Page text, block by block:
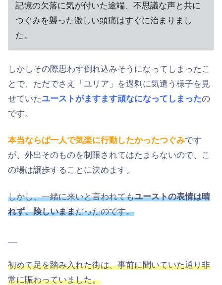
記憶の欠落に気が付いた途端、不思議な声と共に
つぐみを襲った激しい頭痛はすぐに治まりまし
た。
しかしその際思わず倒れ込みそうになってしまったこ
とで、ただでさえ「ユリア」を過剰に気遣う様子を見
せていたユーストがますます頑なになってしまったの
です。
本当ならば一人で気楽に行動したかったつぐみです
が、外出そのものを制限されてはたまらないので、こ
の場は譲歩することに決めます。
しかし、一緒に来いと言われてもユーストの表情は晴
れず、険しいままだったのです。
初めて足を踏み入れた街は、事前に聞いていた通り非
常に賑わっていました。